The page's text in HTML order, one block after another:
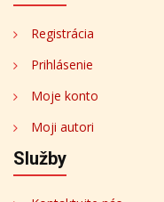
Registrácia
Prihlásenie
Moje konto
Moji autori
Služby